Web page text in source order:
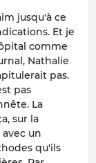
jusqu'à ce
Et je
comme
Nathalie
pas.
pas
La
sur la
un
qu'ils